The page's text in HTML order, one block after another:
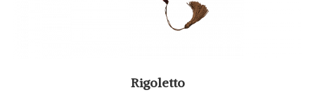
Rigoletto